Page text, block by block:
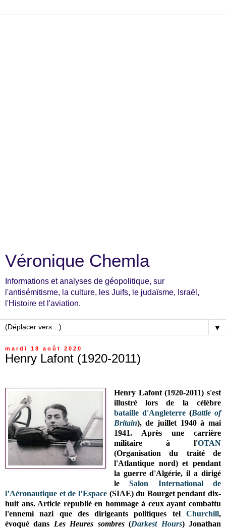
Véronique Chemla
Informations et analyses de géopolitique, sur
l'antisémitisme, la culture, les Juifs, le judaïsme, Israël,
l'Histoire et l'aviation.
▼
mardi 18 août 2020
Henry Lafont (1920-2011)
Henry Lafont (1920-2011) s'est
illustré lors de la célèbre
bataille d'Angleterre(Battle of
Britain), de juillet 1940 à mai
1941. Après une carrière
militaire à l'OTAN
(Organisation du traité de
l'Atlantique nord) et pendant
la guerre d'Algérie, il a dirigé
leSalon International de
l’Aéronautique et de l’Espace(SIAE) du Bourget pendant dix-
huit ans. Article republié en hommage à ceux ayant combattu
l'ennemi nazi que des dirigeants politiques tel Churchill,
évoqué dans Les Heures sombres(Darkest Hours) Jonathan